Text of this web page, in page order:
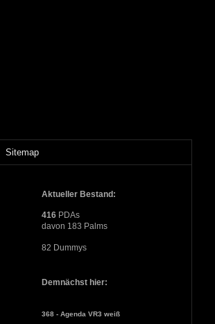
Sitemap
Aktueller Bestand:
416PDAs
davon 183 Palms
82 Dummys
Demnächst hier:
368 - Agenda VR3 weiß